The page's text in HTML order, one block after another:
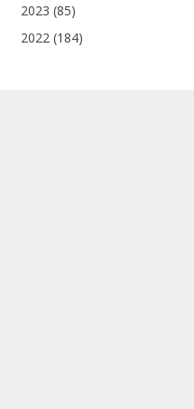
2023 (85)
2022 (184)